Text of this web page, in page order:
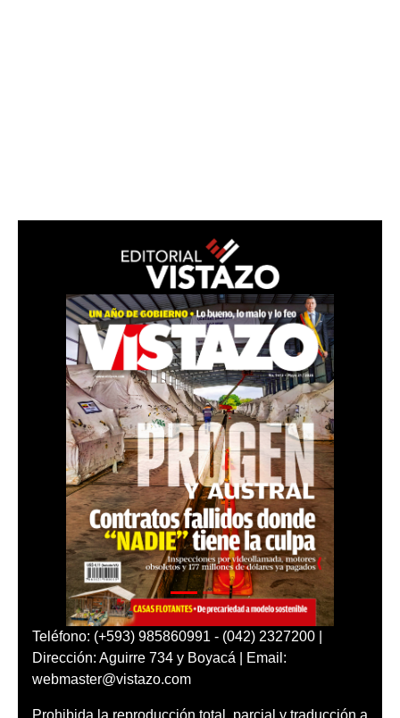
Teléfono: (+593) 985860991 - (042) 2327200 |
Dirección: Aguirre 734 y Boyacá | Email:
webmaster@vistazo.com
Prohibida la reproducción total, parcial y traducción a